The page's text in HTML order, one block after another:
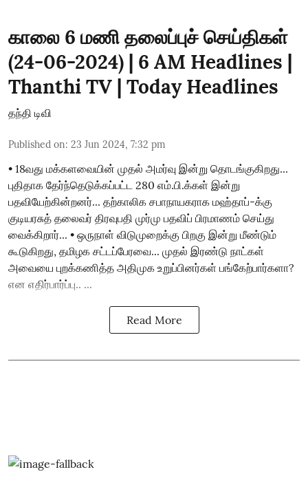
காலை 6 மணி தலைப்புச் செய்திகள்
(24-06-2024) | 6 AM Headlines |
Thanthi TV | Today Headlines
தந்தி டிவி
Published on: 23 Jun 2024, 7:32 pm
• 18வது மக்களவையின் முதல் அமர்வு இன்று தொடங்குகிறது...
புதிதாக தேர்ந்தெடுக்கப்பட்ட 280 எம்.பி.க்கள் இன்று
பதவியேற்கின்றனர்... தற்காலிக சபாநாயகராக மஹ்தாப்-க்கு
குடியரசுத் தலைவர் திரவுபதி முர்மு பதவிப் பிரமாணம் செய்து
வைக்கிறார்... • ஒருநாள் விடுமுறைக்கு பிறகு இன்று மீண்டும்
கூடுகிறது, தமிழக சட்டப்பேரவை... முதல் இரண்டு நாட்கள்
அவையை புறக்கணித்த அதிமுக உறுப்பினர்கள் பங்கேற்பார்களா?
என எதிர்பார்ப்பு.. ...
Read More